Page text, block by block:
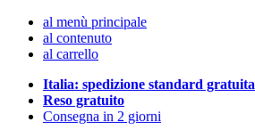
al menù principale
al contenuto
al carrello
Italia: spedizione standard gratuita
Reso gratuito
Consegna in 2 giorni